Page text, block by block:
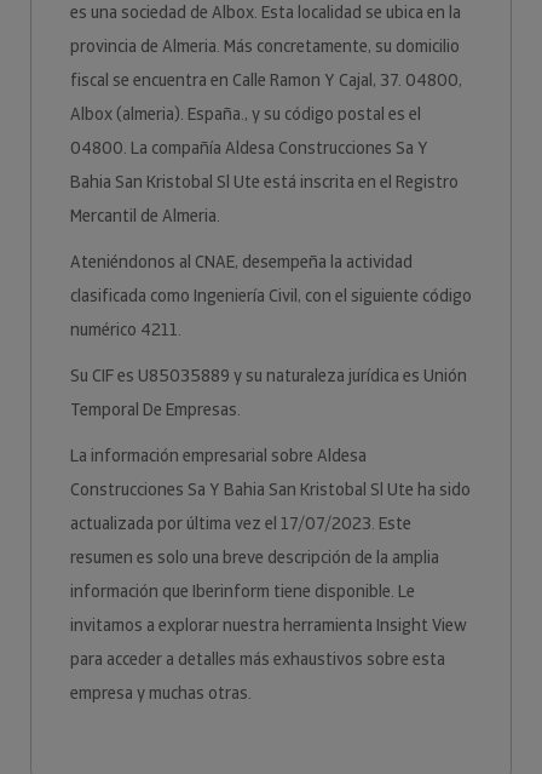
es una sociedad de Albox. Esta localidad se ubica en la
provincia de Almeria. Más concretamente, su domicilio
fiscal se encuentra en Calle Ramon Y Cajal, 37. 04800,
Albox (almeria). España., y su código postal es el
04800. La compañía Aldesa Construcciones Sa Y
Bahia San Kristobal Sl Ute está inscrita en el Registro
Mercantil de Almeria.
Ateniéndonos al CNAE, desempeña la actividad
clasificada como Ingeniería Civil, con el siguiente código
numérico 4211.
Su CIF es U85035889 y su naturaleza jurídica es Unión
Temporal De Empresas.
La información empresarial sobre Aldesa
Construcciones Sa Y Bahia San Kristobal Sl Ute ha sido
actualizada por última vez el 17/07/2023. Este
resumen es solo una breve descripción de la amplia
información que Iberinform tiene disponible. Le
invitamos a explorar nuestra herramienta Insight View
para acceder a detalles más exhaustivos sobre esta
empresa y muchas otras.